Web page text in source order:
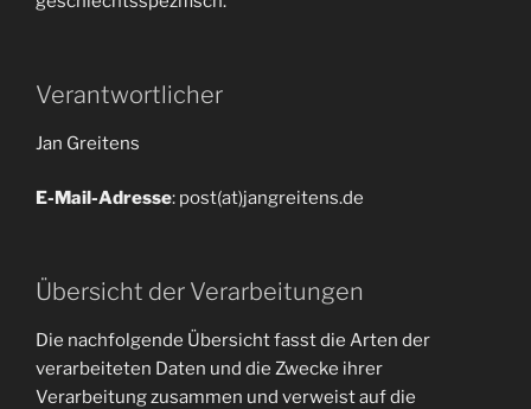
Verantwortlicher
Jan Greitens
E-Mail-Adresse: post(at)jangreitens.de
Übersicht der Verarbeitungen
Die nachfolgende Übersicht fasst die Arten der
verarbeiteten Daten und die Zwecke ihrer
Verarbeitung zusammen und verweist auf die